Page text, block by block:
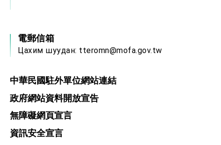
電郵信箱
Цахим шуудан: tteromn@mofa.gov.tw
中華民國駐外單位網站連結
政府網站資料開放宣告
無障礙網頁宣言
資訊安全宣言